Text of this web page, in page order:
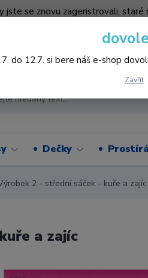
jste se znovu zageristrovali,
Dečky
2 - střední sáček - kuře a zajíc
a zajíc
do 12.7. si bere náš e-shop
Zavřít